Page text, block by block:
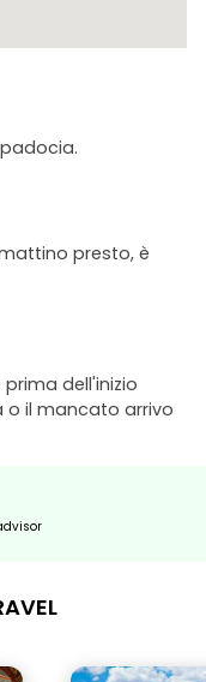
presto, è
dell'inizio
o il mancato arrivo